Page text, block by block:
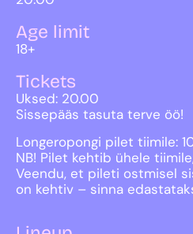
Age limit
18+
Tickets
Uksed: 20.00
Sissepääs tasuta terve öö!
Longeropongi pilet tiimile:
NB! Pilet kehtib ühele
Veendu, et pileti ostmisel
on kehtiv – sinna